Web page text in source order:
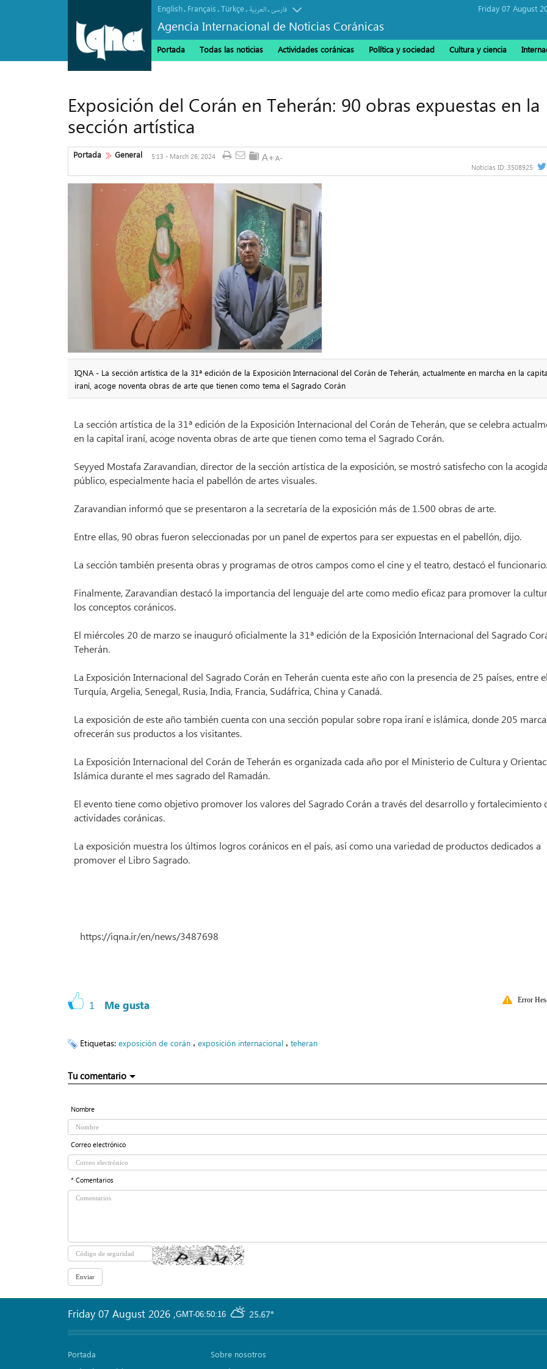
English. Français.Türkçe. العربیة.فارسی
Agencia Internacional de Noticias Coránicas
Friday 07 August
Portada Todas las noticias Actividades coránicas Política y sociedad Cultura y ciencia
Exposición del Corán en Teherán: 90 obras expuestas en la
sección artística
Portada General
5:13 - March 26, 2024
Noticias ID: 3508925
IQNA - La sección artística de la 31ª edición de la Exposición Internacional del Corán de Teherán, actualmente en marcha en la
iraní, acoge noventa obras de arte que tienen como tema el Sagrado Corán
La sección artística de la 31ª edición de la Exposición Internacional del Corán de Teherán, que se celebra
en la capital iraní, acoge noventa obras de arte que tienen como tema el Sagrado Corán.
Seyyed Mostafa Zaravandian, director de la sección artística de la exposición, se mostró satisfecho con la
público, especialmente hacia el pabellón de artes visuales.
Zaravandian informó que se presentaron a la secretaría de la exposición más de 1.500 obras de arte.
Entre ellas, 90 obras fueron seleccionadas por un panel de expertos para ser expuestas en el pabellón, dijo.
La sección también presenta obras y programas de otros campos como el cine y el teatro, destacó el funcionario.
Finalmente, Zaravandian destacó la importancia del lenguaje del arte como medio eficaz para promover la
los conceptos coránicos.
El miércoles 20 de marzo se inauguró oficialmente la 31ª edición de la Exposición Internacional del Sagrado
Teherán.
La Exposición Internacional del Sagrado Corán en Teherán cuenta este año con la presencia de 25 países, entre
Turquía, Argelia, Senegal, Rusia, India, Francia, Sudáfrica, China y Canadá.
La exposición de este año también cuenta con una sección popular sobre ropa iraní e islámica, donde 205
ofrecerán sus productos a los visitantes.
La Exposición Internacional del Corán de Teherán es organizada cada año por el Ministerio de Cultura y
Islámica durante el mes sagrado del Ramadán.
El evento tiene como objetivo promover los valores del Sagrado Corán a través del desarrollo y fortalecimiento
actividades coránicas.
La exposición muestra los últimos logros coránicos en el país, así como una variedad de productos dedicados a
promover el Libro Sagrado.
https://iqna.ir/en/news/3487698
1 Me gusta Error
Etiquetas: exposición de corán ، exposición internacional ، teheran
Tu comentario
Nombre
Correo electrónico
* Comentarios
GMT-06:50:16 25.67°
Friday 07 August 2026 ,
Portada
Sobre nosotros